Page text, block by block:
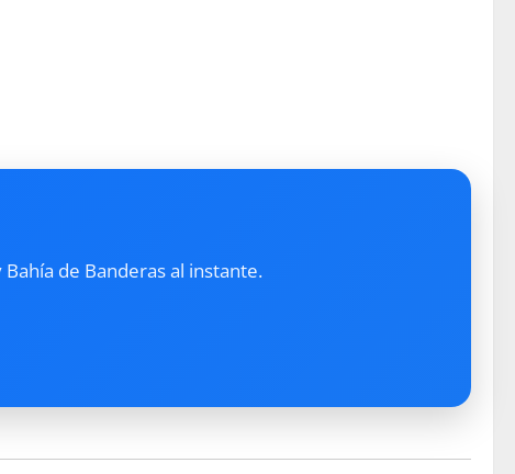
de Banderas al instante.